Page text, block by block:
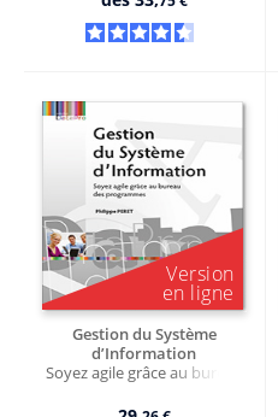
Gestion du Système
d’Information
Soyez agile grâce au bureau
ligne